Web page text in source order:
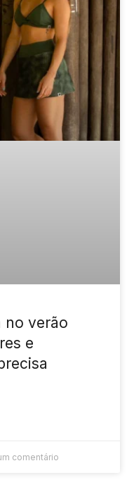
no verão
e
comentário